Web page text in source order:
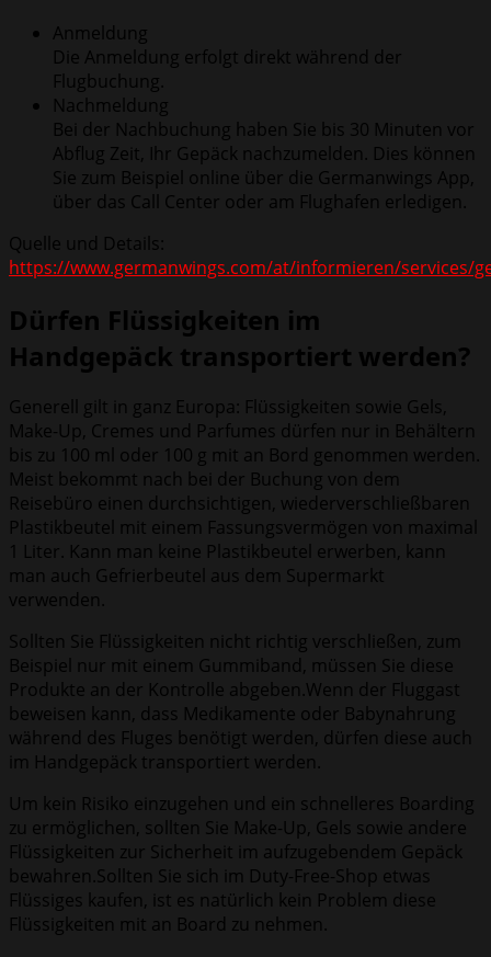
Anmeldung
Die Anmeldung erfolgt direkt während der
Flugbuchung.
Nachmeldung
Bei der Nachbuchung haben Sie bis 30 Minuten vor
Abflug Zeit, Ihr Gepäck nachzumelden. Dies können
Sie zum Beispiel online über die Germanwings App,
über das Call Center oder am Flughafen erledigen.
Quelle und Details:
https://www.germanwings.com/at/informieren/services/
Dürfen Flüssigkeiten im
Handgepäck transportiert werden?
Generell gilt in ganz Europa: Flüssigkeiten sowie Gels,
Make-Up, Cremes und Parfumes dürfen nur in Behältern
bis zu 100 ml oder 100 g mit an Bord genommen werden.
Meist bekommt nach bei der Buchung von dem
Reisebüro einen durchsichtigen, wiederverschließbaren
Plastikbeutel mit einem Fassungsvermögen von maximal
1 Liter. Kann man keine Plastikbeutel erwerben, kann
man auch Gefrierbeutel aus dem Supermarkt
verwenden.
Sollten Sie Flüssigkeiten nicht richtig verschließen, zum
Beispiel nur mit einem Gummiband, müssen Sie diese
Produkte an der Kontrolle abgeben.Wenn der Fluggast
beweisen kann, dass Medikamente oder Babynahrung
während des Fluges benötigt werden, dürfen diese auch
im Handgepäck transportiert werden.
Um kein Risiko einzugehen und ein schnelleres Boarding
zu ermöglichen, sollten Sie Make-Up, Gels sowie andere
Flüssigkeiten zur Sicherheit im aufzugebendem Gepäck
bewahren.Sollten Sie sich im Duty-Free-Shop etwas
Flüssiges kaufen, ist es natürlich kein Problem diese
Flüssigkeiten mit an Board zu nehmen.